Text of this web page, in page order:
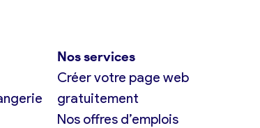
Nos services
Créer votre page web
gratuitement
Nos offres d’emplois